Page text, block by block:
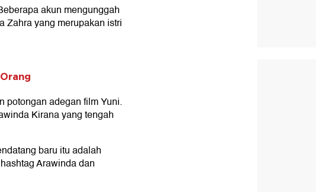
akun mengunggah
Zahra yang merupakan istri
potongan adegan film Yuni.
Kirana yang tengah
baru itu adalah
Arawinda dan